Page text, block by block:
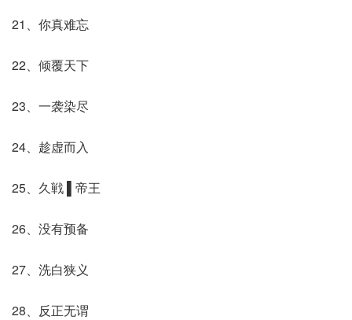
21、你真难忘
22、倾覆天下
23、一袭染尽
24、趁虚而入
25、久戦 ▌帝王
26、没有预备
27、洗白狭义
28、反正无谓